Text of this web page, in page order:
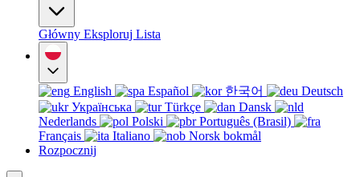
Główny Eksploruj Lista
English Español 한국어
Deutsch
Українська
Türkçe
Dansk
Nederlands
Polski
Português (Brasil)
Français
Italiano
Norsk bokmål
Rozpocznij